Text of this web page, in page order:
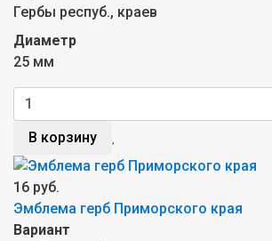
Гербы респуб., краев
Диаметр
25 мм
В корзину
16 руб.
Эмблема герб Приморского края
Вариант